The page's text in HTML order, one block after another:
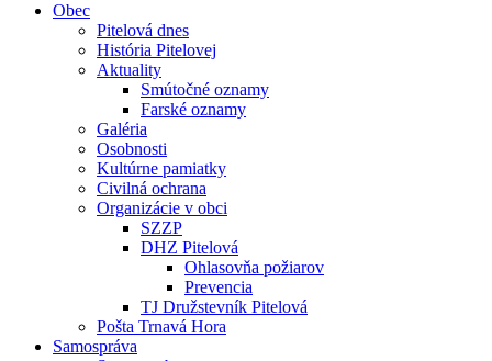
Obec
Pitelová dnes
História Pitelovej
Aktuality
Smútočné oznamy
Farské oznamy
Galéria
Osobnosti
Kultúrne pamiatky
Civilná ochrana
Organizácie v obci
SZZP
DHZ Pitelová
Ohlasovňa požiarov
Prevencia
TJ Družstevník Pitelová
Pošta Trnavá Hora
Samospráva